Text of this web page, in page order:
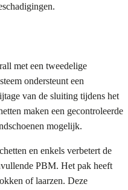
met een tweedelige
ondersteunt een
van de sluiting tijdens het
maken een gecontroleerde
mogelijk.
en enkels verbetert de
PBM. Het pak heeft
of laarzen. Deze